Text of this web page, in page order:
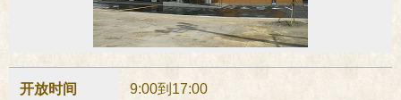
开放时间 9:00到17:00